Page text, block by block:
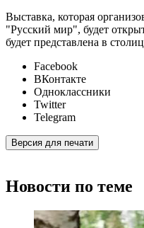
Выставка, которая
"Русский мир", будет
будет представлена в
Facebook
ВКонтакте
Одноклассники
Twitter
Telegram
Версия для печати
Новости по теме